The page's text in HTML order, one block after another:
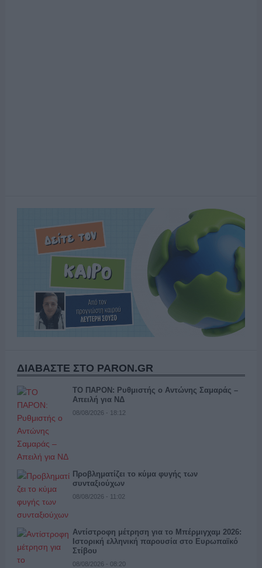
ΔΙΑΒΑΣΤΕ ΣΤΟ PARON.GR
ΤΟ ΠΑΡΟΝ: Ρυθμιστής ο Αντώνης Σαμαράς –
Απειλή για ΝΔ
08/08/2026 - 18:12
Προβληματίζει το κύμα φυγής των
συνταξιούχων
08/08/2026 - 11:02
Αντίστροφη μέτρηση για το Μπέρμιγχαμ 2026:
Ιστορική ελληνική παρουσία στο Ευρωπαϊκό
Στίβου
08/08/2026 - 08:20